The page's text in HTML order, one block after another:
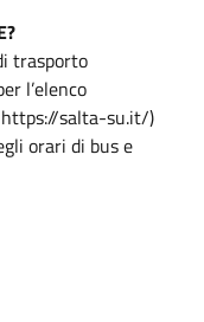
trasporto
l’elenco
salta-su.it/)
orari di bus e